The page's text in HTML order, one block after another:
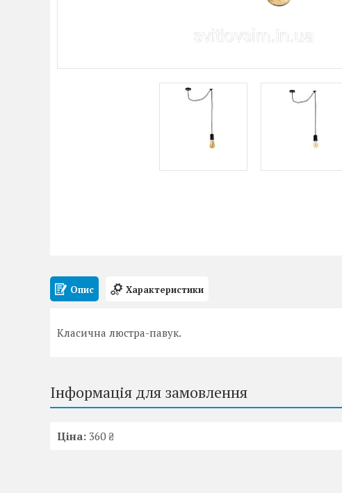
Опис Характеристики
Класична люстра-павук.
Інформація для замовлення
Ціна: 360 ₴